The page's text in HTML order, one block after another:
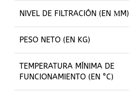
NIVEL DE FILTRACIÓN (EN ΜM)
PESO NETO (EN KG)
TEMPERATURA MÍNIMA DE
FUNCIONAMIENTO (EN °C)